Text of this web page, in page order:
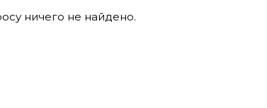
ничего не найдено.